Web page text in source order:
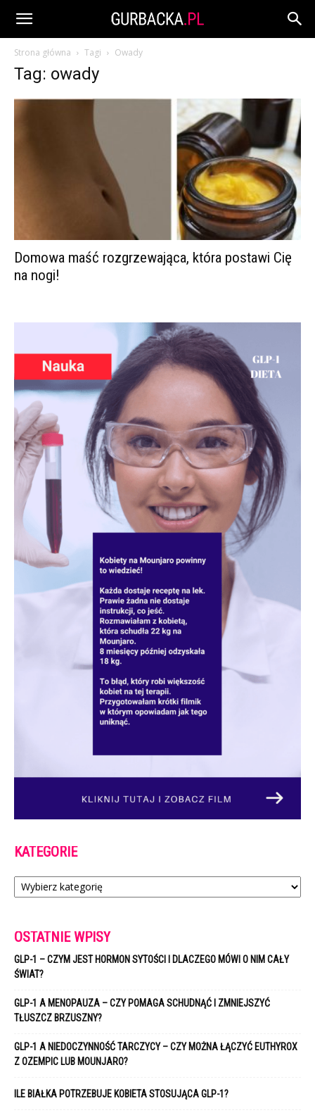
Strona główna Tagi Owady
Tag: owady
Domowa maść rozgrzewająca, która postawi Cię
na nogi!
KATEGORIE
Kategorie
OSTATNIE WPISY
GLP-1 – CZYM JEST HORMON SYTOŚCI I DLACZEGO MÓWI O NIM CAŁY
ŚWIAT?
GLP-1 A MENOPAUZA – CZY POMAGA SCHUDNĄĆ I ZMNIEJSZYĆ
TŁUSZCZ BRZUSZNY?
GLP-1 A NIEDOCZYNNOŚĆ TARCZYCY – CZY MOŻNA ŁĄCZYĆ EUTHYROX
Z OZEMPIC LUB MOUNJARO?
ILE BIAŁKA POTRZEBUJE KOBIETA STOSUJĄCA GLP-1?